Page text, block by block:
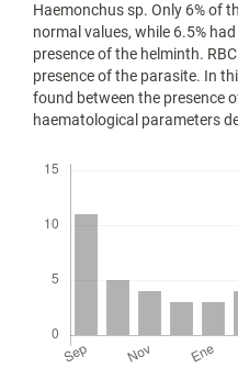
Haemonchus sp. Only 6% of
normal values, while 6.5%
presence of the helminth.
presence of the parasite. In
found between the presence
haematological parameters